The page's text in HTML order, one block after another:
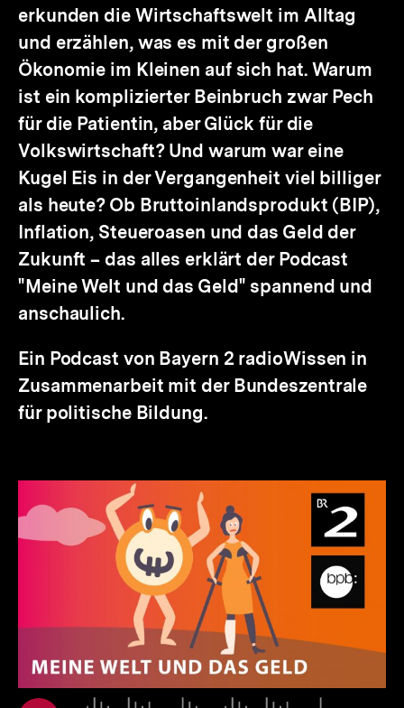
erkunden die Wirtschaftswelt im Alltag
und erzählen, was es mit der großen
Ökonomie im Kleinen auf sich hat. Warum
ist ein komplizierter Beinbruch zwar Pech
für die Patientin, aber Glück für die
Volkswirtschaft? Und warum war eine
Kugel Eis in der Vergangenheit viel billiger
als heute? Ob Bruttoinlandsprodukt (BIP),
Inflation, Steueroasen und das Geld der
Zukunft – das alles erklärt der Podcast
"Meine Welt und das Geld" spannend und
anschaulich.
Ein Podcast von Bayern 2 radioWissen in
Zusammenarbeit mit der Bundeszentrale
für politische Bildung.